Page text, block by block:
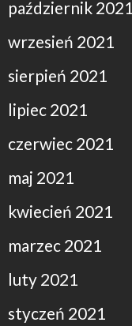
październik 2021
wrzesień 2021
sierpień 2021
lipiec 2021
czerwiec 2021
maj 2021
kwiecień 2021
marzec 2021
luty 2021
styczeń 2021